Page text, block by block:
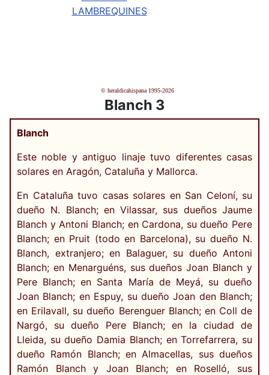
© heraldicahispana 1995-2026
Blanch 3
Blanch
Este noble y antiguo linaje tuvo diferentes casas
solares en Aragón, Cataluña y Mallorca.
En Cataluña tuvo casas solares en San Celoní, su
dueño N. Blanch; en Vilassar, sus dueños Jaume
Blanch y Antoni Blanch; en Cardona, su dueño Pere
Blanch; en Pruit (todo en Barcelona), su dueño N.
Blanch, extranjero; en Balaguer, su dueño Antoni
Blanch; en Menarguéns, sus dueños Joan Blanch y
Pere Blanch; en Santa María de Meyá, su dueño
Joan Blanch; en Espuy, su dueño Joan den Blanch;
en Erilavall, su dueño Berenguer Blanch; en Coll de
Nargó, su dueño Pere Blanch; en la ciudad de
Lleida, su dueño Damia Blanch; en Torrefarrera, su
dueño Ramón Blanch; en Almacellas, sus dueños
Ramón Blanch y Joan Blanch; en Roselló, sus